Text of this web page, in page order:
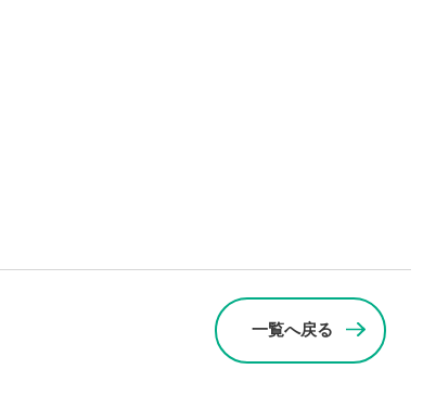
一覧へ戻る